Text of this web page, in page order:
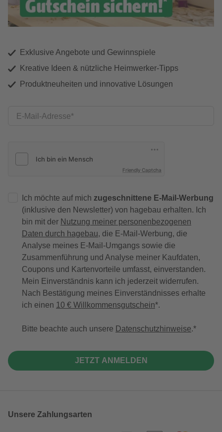
Exklusive Angebote und Gewinnspiele
Kreative Ideen & nützliche Heimwerker-Tipps
Produktneuheiten und innovative Lösungen
E-Mail-Adresse
Friendly Captcha
Ich möchte auf mich zugeschnittene E-Mail-Werbung
(inklusive den Newsletter) von hagebau erhalten. Ich
bin mit der Nutzung meiner personenbezogenen
Daten durch hagebau, die E-Mail-Werbung, die
Analyse meines E-Mail-Umgangs sowie die
Zusammenführung und Analyse meiner Kaufdaten,
Coupons und Kartenvorteile umfasst, einverstanden.
Mein Einverständnis kann ich jederzeit widerrufen.
Nach Bestätigung meines Einverständnisses erhalte
ich einen 10 € Willkommensgutschein*.
Bitte beachte auch unsere Datenschutzhinweise.
JETZT ANMELDEN
Unsere Zahlungsarten